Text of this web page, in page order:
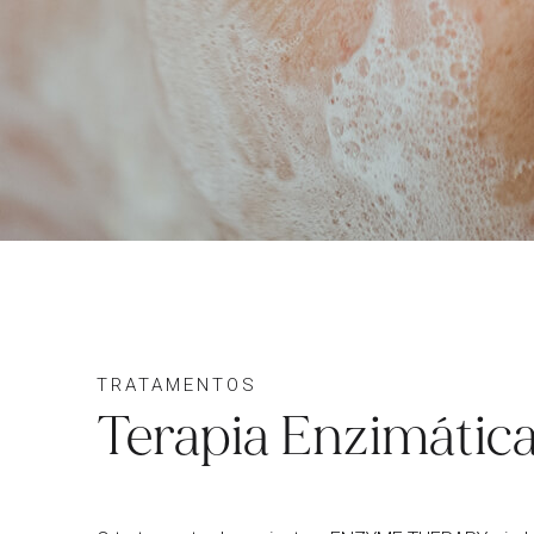
TRATAMENTOS
Terapia